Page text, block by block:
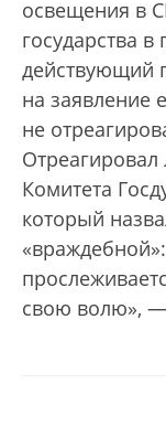
освещения в
государства
действующий
на заявление
не
Комитета
который
свою волю»,